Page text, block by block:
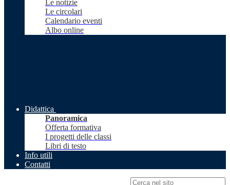
Le notizie
Le circolari
Calendario eventi
Albo online
Didattica
Panoramica
Offerta formativa
I progetti delle classi
Libri di testo
Info utili
Contatti